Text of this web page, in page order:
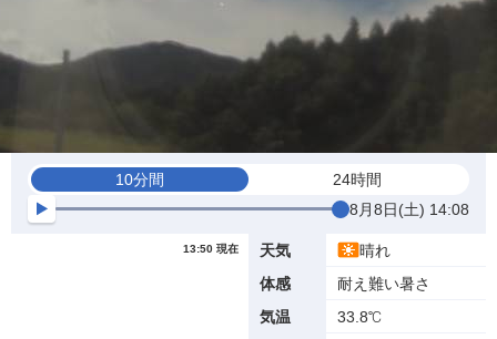
10分間
24時間
8月8日(土) 14:08
13:50 現在 天気
晴れ
体感
耐え難い暑さ
気温
33.8℃